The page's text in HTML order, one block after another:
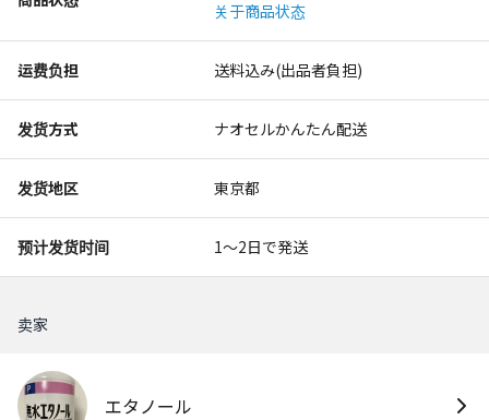
关于商品状态
运费负担 送料込み(出品者負担)
发货方式 ナオセルかんたん配送
发货地区 東京都
预计发货时间 1〜2日で発送
卖家
エタノール